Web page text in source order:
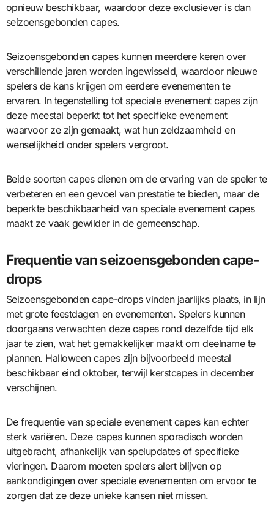
opnieuw beschikbaar, waardoor deze exclusiever is dan
seizoensgebonden capes.
Seizoensgebonden capes kunnen meerdere keren over
verschillende jaren worden ingewisseld, waardoor nieuwe
spelers de kans krijgen om eerdere evenementen te
ervaren. In tegenstelling tot speciale evenement capes zijn
deze meestal beperkt tot het specifieke evenement
waarvoor ze zijn gemaakt, wat hun zeldzaamheid en
wenselijkheid onder spelers vergroot.
Beide soorten capes dienen om de ervaring van de speler te
verbeteren en een gevoel van prestatie te bieden, maar de
beperkte beschikbaarheid van speciale evenement capes
maakt ze vaak gewilder in de gemeenschap.
Frequentie van seizoensgebonden cape-
drops
Seizoensgebonden cape-drops vinden jaarlijks plaats, in lijn
met grote feestdagen en evenementen. Spelers kunnen
doorgaans verwachten deze capes rond dezelfde tijd elk
jaar te zien, wat het gemakkelijker maakt om deelname te
plannen. Halloween capes zijn bijvoorbeeld meestal
beschikbaar eind oktober, terwijl kerstcapes in december
verschijnen.
De frequentie van speciale evenement capes kan echter
sterk variëren. Deze capes kunnen sporadisch worden
uitgebracht, afhankelijk van spelupdates of specifieke
vieringen. Daarom moeten spelers alert blijven op
aankondigingen over speciale evenementen om ervoor te
zorgen dat ze deze unieke kansen niet missen.